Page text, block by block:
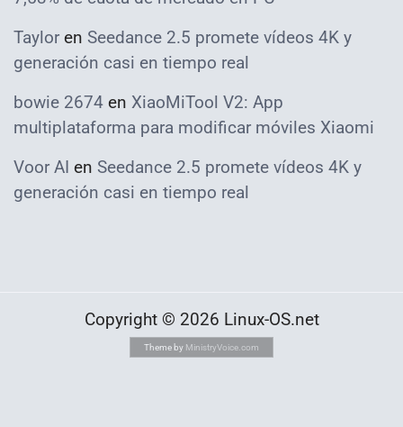
Taylor en Seedance 2.5 promete vídeos 4K y
generación casi en tiempo real
bowie 2674 en XiaoMiTool V2: App
multiplataforma para modificar móviles Xiaomi
Voor AI en Seedance 2.5 promete vídeos 4K y
generación casi en tiempo real
Copyright © 2026 Linux-OS.net
Theme by MinistryVoice.com